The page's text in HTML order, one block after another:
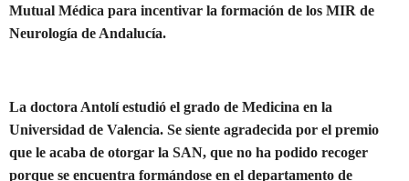
Mutual Médica para incentivar la formación de los MIR de
Neurología de Andalucía.
La doctora Antolí estudió el grado de Medicina en la
Universidad de Valencia. Se siente agradecida por el premio
que le acaba de otorgar la SAN, que no ha podido recoger
porque se encuentra formándose en el departamento de